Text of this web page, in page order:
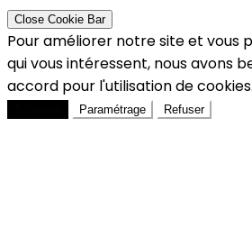
Close Cookie Bar
Pour améliorer notre site et vous
qui vous intéressent, nous avons
accord pour l'utilisation de cookies.
Paramétrage Refuser